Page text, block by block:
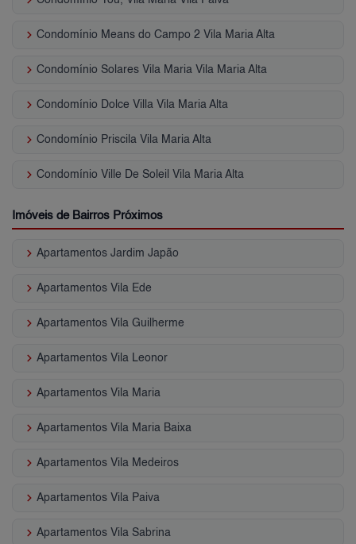
keyboard_arrow_right Condomínio Means do Campo 2 Vila Maria Alta
keyboard_arrow_right Condomínio Solares Vila Maria Vila Maria Alta
keyboard_arrow_right Condomínio Dolce Villa Vila Maria Alta
keyboard_arrow_right Condomínio Priscila Vila Maria Alta
keyboard_arrow_right Condomínio Ville De Soleil Vila Maria Alta
Imóveis de Bairros Próximos
keyboard_arrow_right Apartamentos Jardim Japão
keyboard_arrow_right Apartamentos Vila Ede
keyboard_arrow_right Apartamentos Vila Guilherme
keyboard_arrow_right Apartamentos Vila Leonor
keyboard_arrow_right Apartamentos Vila Maria
keyboard_arrow_right Apartamentos Vila Maria Baixa
keyboard_arrow_right Apartamentos Vila Medeiros
keyboard_arrow_right Apartamentos Vila Paiva
keyboard_arrow_right Apartamentos Vila Sabrina